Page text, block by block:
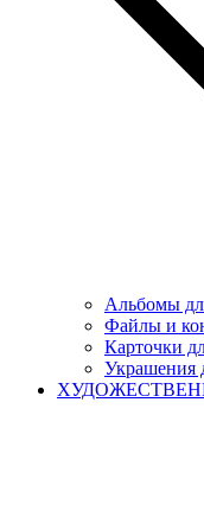
Альбомы
Файлы и
Карточки
Украшения